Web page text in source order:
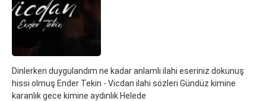
Dinlerken duygulandım ne kadar anlamlı ilahi eseriniz dokunuş
hissi olmuş Ender Tekin - Vicdan ilahi sözleri Gündüz kimine
karanlık gece kimine aydınlık Helede